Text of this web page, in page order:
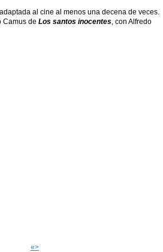
al cine al menos una decena de veces.
Camus de Los santos inocentes , con Alfredo
«>